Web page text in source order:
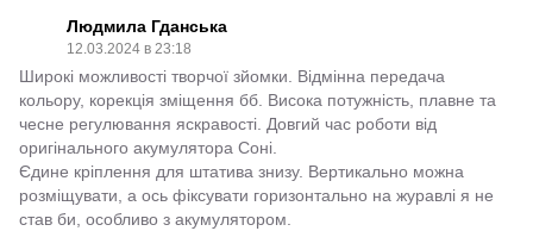
Людмила Гданська
12.03.2024 в 23:18
Широкі можливості творчої зйомки. Відмінна передача
кольору, корекція зміщення бб. Висока потужність, плавне та
чесне регулювання яскравості. Довгий час роботи від
оригінального акумулятора Соні.
Єдине кріплення для штатива знизу. Вертикально можна
розміщувати, а ось фіксувати горизонтально на журавлі я не
став би, особливо з акумулятором.